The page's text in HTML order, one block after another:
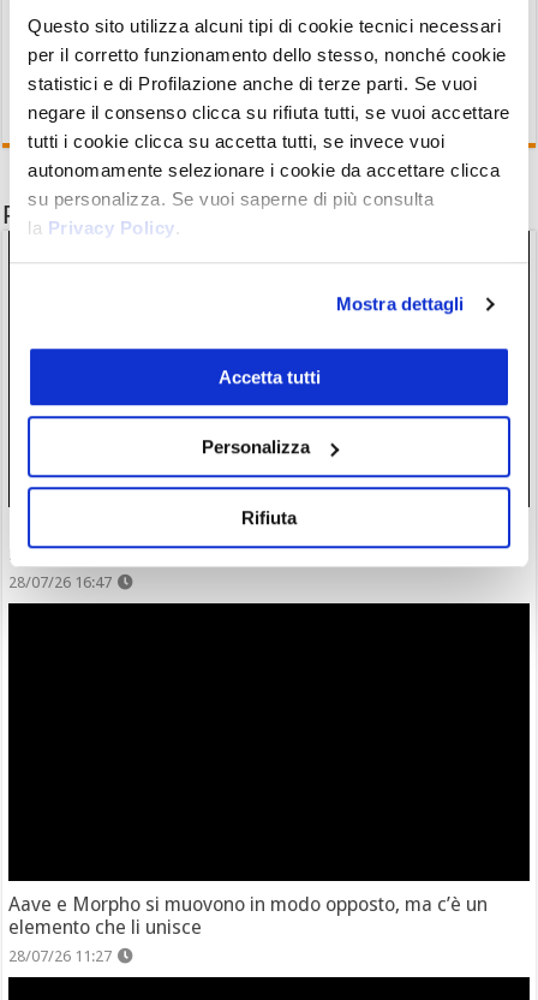
Questo sito utilizza alcuni tipi di cookie tecnici necessari
per il corretto funzionamento dello stesso, nonché cookie
statistici e di Profilazione anche di terze parti. Se vuoi
negare il consenso clicca su rifiuta tutti, se vuoi accettare
tutti i cookie clicca su accetta tutti, se invece vuoi
autonomamente selezionare i cookie da accettare clicca
su personalizza. Se vuoi saperne di più consulta
la Privacy Policy.
Mostra dettagli
Accetta tutti
Personalizza
Rifiuta
Potrebbe interessarti anche
Le crypto frenano a fine luglio: dietro le quinte però i
mercati più importanti rivelano qualcosa
28/07/26 16:47
Aave e Morpho si muovono in modo opposto, ma c’è un
elemento che li unisce
28/07/26 11:27